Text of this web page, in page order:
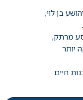
בן לוי,
מרתק,
יותר
חיים